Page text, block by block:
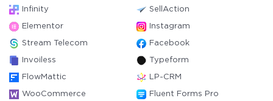
Infinity SellAction
Elementor Instagram
Stream Telecom Facebook
Invoiless Typeform
FlowMattic LP-CRM
WooCommerce Fluent Forms Pro